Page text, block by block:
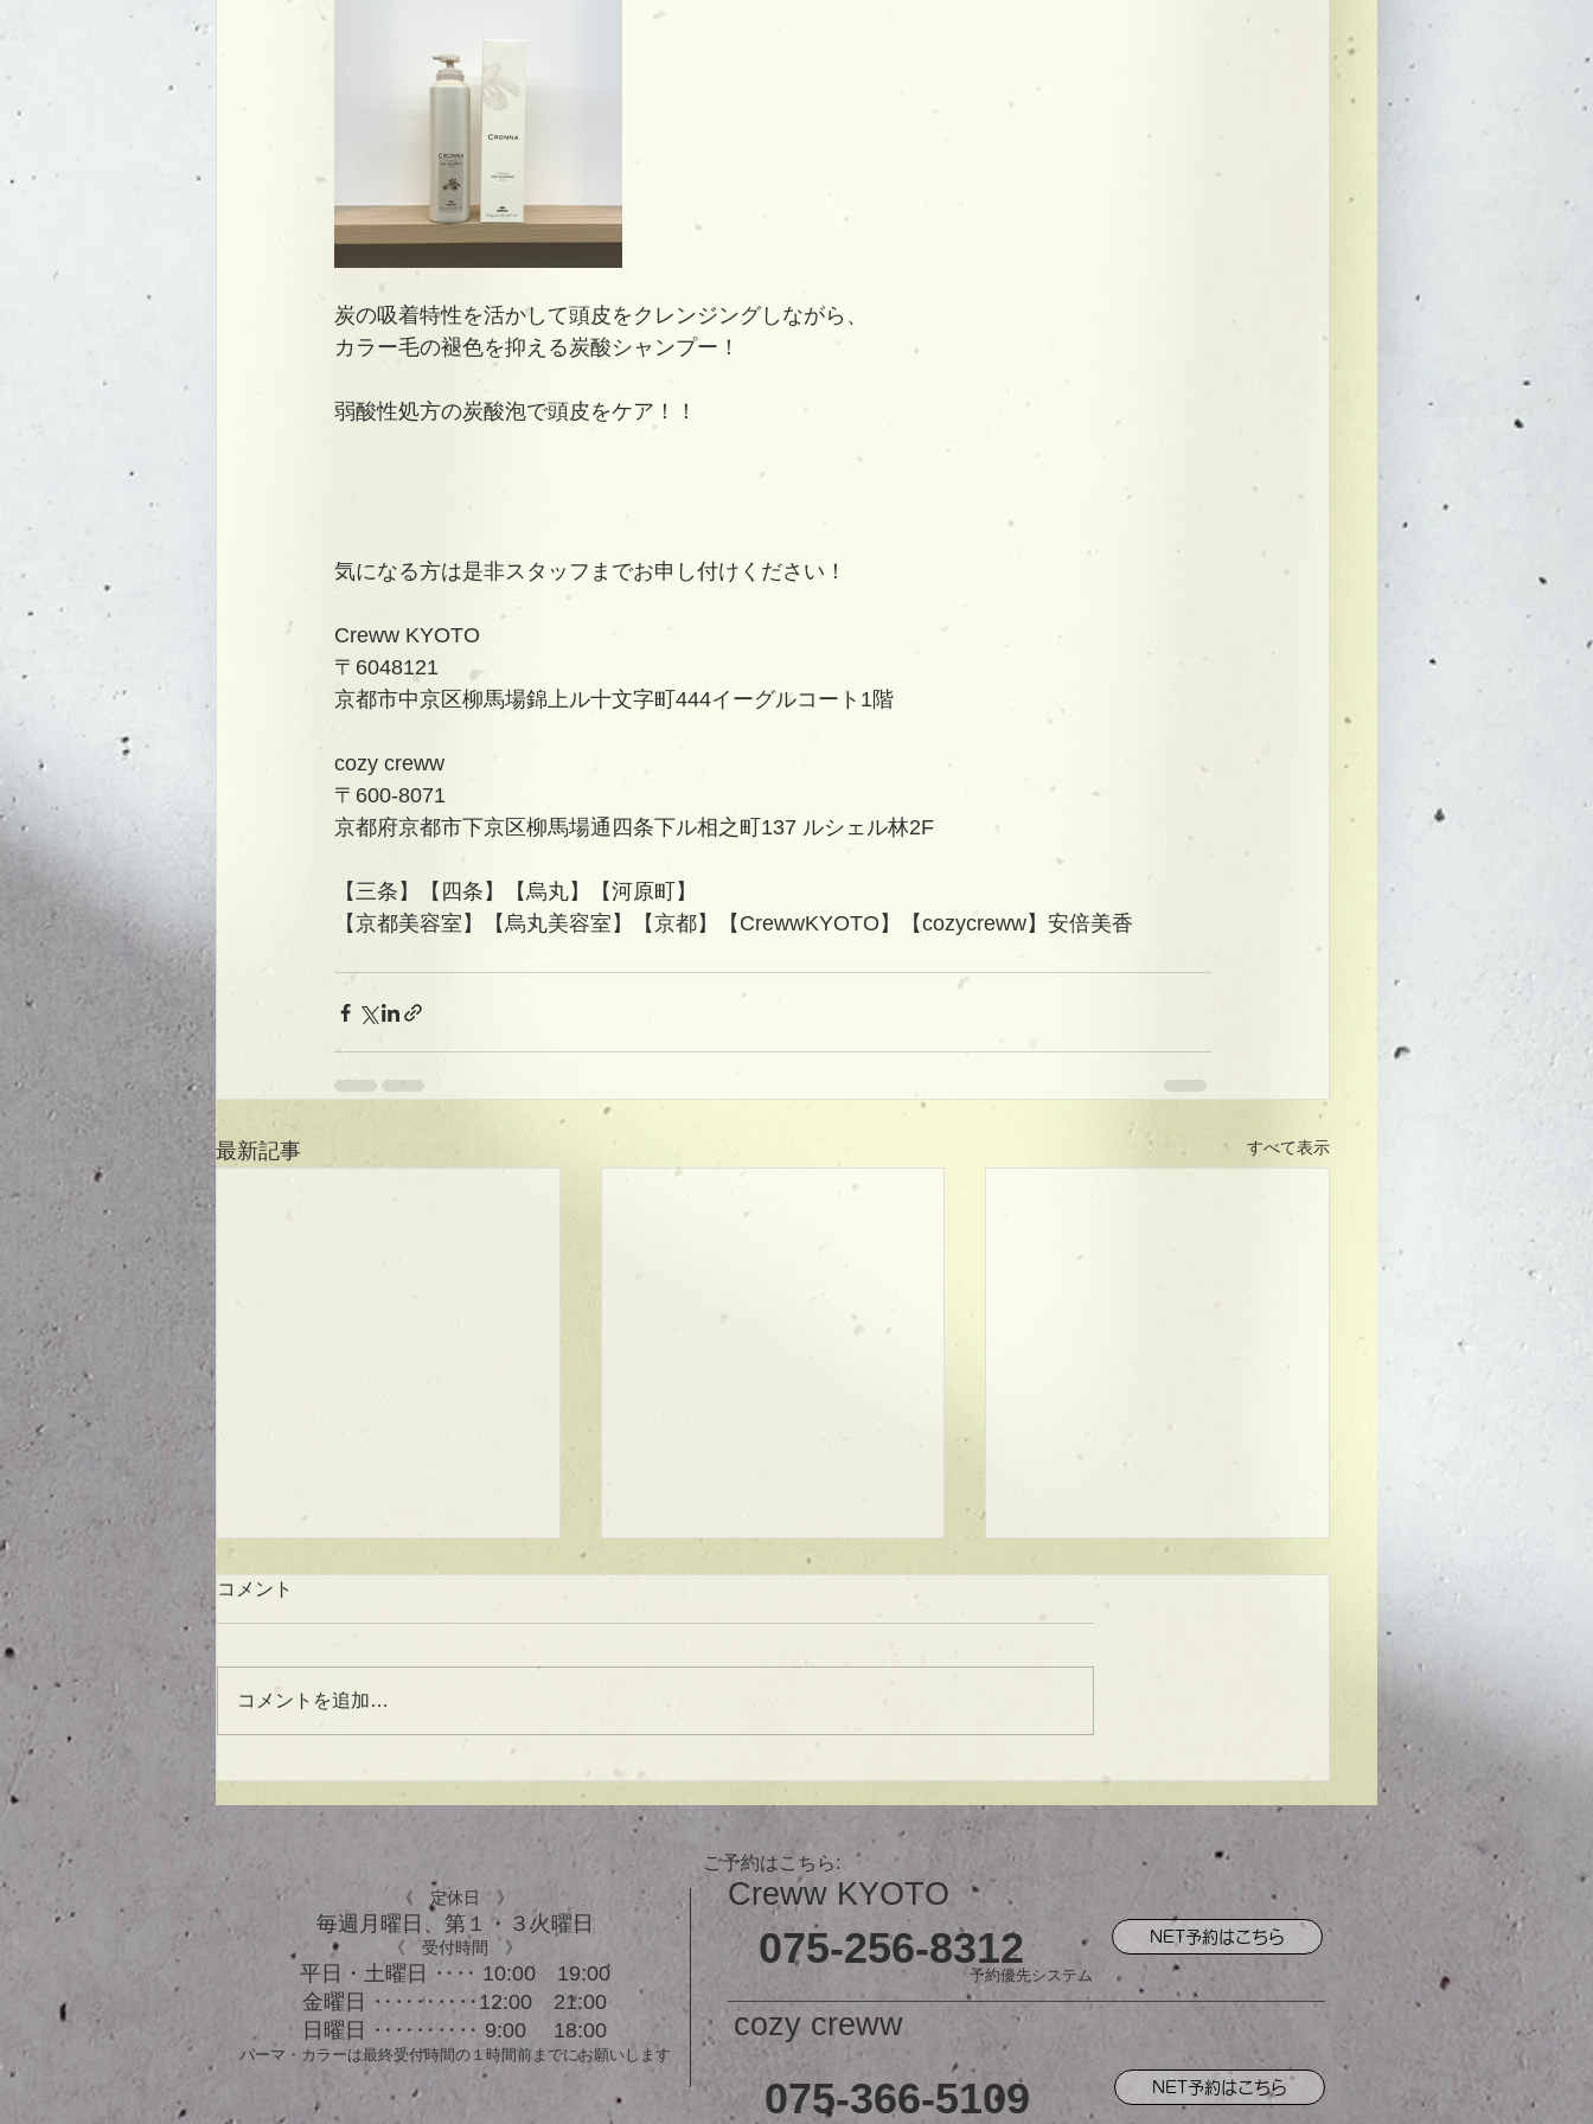
炭の吸着特性を活かして頭皮をクレンジングしながら、
カラー毛の褪色を抑える炭酸シャンプー！
弱酸性処方の炭酸泡で頭皮をケア！！
気になる方は是非スタッフまでお申し付けください！
Creww KYOTO
〒6048121
京都市中京区柳馬場錦上ル十文字町444イーグルコート1階
cozy creww
〒600-8071
京都府京都市下京区柳馬場通四条下ル相之町137 ルシェル林2F
【三条】【四条】【烏丸】【河原町】
【京都美容室】【烏丸美容室】【京都】【CrewwKYOTO】【cozycreww】安倍美香
最新記事 すべて表示
バスオイル★
★ラインボブ【ぱつっとボ
で貴方だけのまとまるボブを提供
較的ご予約に空きがあります。
メニューが決まらない方はご相談
クーポンをご活用下さいませ。...
【シンプル】メンズマッシ
ュ！
コメント
コメントを追加…
ご予約はこちら:
《 定休日 》
毎週月曜日、​第１・３火曜日
《 受付時間 》
平日・土曜日 ‥‥ 10:00 19:00
金曜日 ‥‥‥‥‥12:00 21:00
日曜日 ‥‥‥‥‥ 9:00 18:00
パーマ・カラーは最終受付時間の１時間前までにお願いします
予約優先システム
Creww KYOTO
075-256-8312 NET予約はこちら
cozy creww
075-366-5109 NET予約はこちら